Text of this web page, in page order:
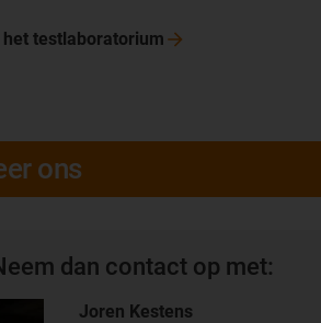
het testlaboratorium
ons
dan contact op met:
Joren Kestens